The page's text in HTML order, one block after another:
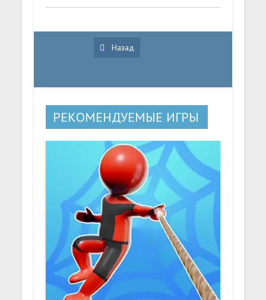
Назад
РЕКОМЕНДУЕМЫЕ ИГРЫ